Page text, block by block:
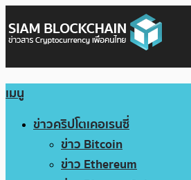
เมนู
ข่าวคริปโตเคอเรนซี่
ข่าว Bitcoin
ข่าว Ethereum